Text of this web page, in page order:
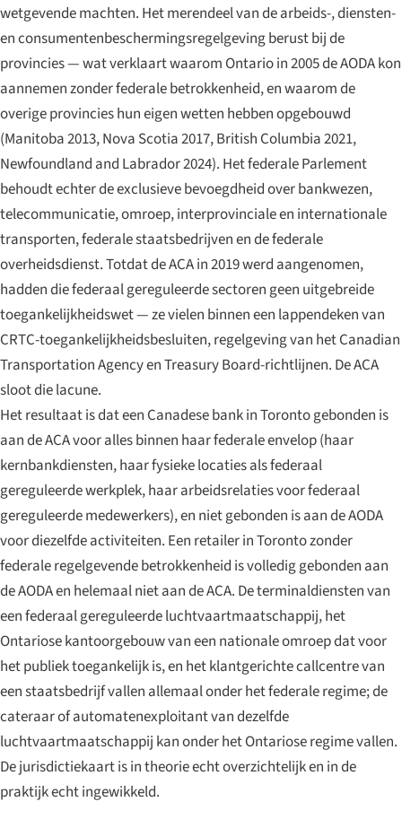
wetgevende machten. Het merendeel van de arbeids-, diensten-
en consumentenbeschermingsregelgeving berust bij de
provincies — wat verklaart waarom Ontario in 2005 de AODA kon
aannemen zonder federale betrokkenheid, en waarom de
overige provincies hun eigen wetten hebben opgebouwd
(Manitoba 2013, Nova Scotia 2017, British Columbia 2021,
Newfoundland and Labrador 2024). Het federale Parlement
behoudt echter de exclusieve bevoegdheid over bankwezen,
telecommunicatie, omroep, interprovinciale en internationale
transporten, federale staatsbedrijven en de federale
overheidsdienst. Totdat de ACA in 2019 werd aangenomen,
hadden die federaal gereguleerde sectoren geen uitgebreide
toegankelijkheidswet — ze vielen binnen een lappendeken van
CRTC-toegankelijkheidsbesluiten, regelgeving van het Canadian
Transportation Agency en Treasury Board-richtlijnen. De ACA
sloot die lacune.
Het resultaat is dat een Canadese bank in Toronto gebonden is
aan de ACA voor alles binnen haar federale envelop (haar
kernbankdiensten, haar fysieke locaties als federaal
gereguleerde werkplek, haar arbeidsrelaties voor federaal
gereguleerde medewerkers), en niet gebonden is aan de AODA
voor diezelfde activiteiten. Een retailer in Toronto zonder
federale regelgevende betrokkenheid is volledig gebonden aan
de AODA en helemaal niet aan de ACA. De terminaldiensten van
een federaal gereguleerde luchtvaartmaatschappij, het
Ontariose kantoorgebouw van een nationale omroep dat voor
het publiek toegankelijk is, en het klantgerichte callcentre van
een staatsbedrijf vallen allemaal onder het federale regime; de
cateraar of automatenexploitant van dezelfde
luchtvaartmaatschappij kan onder het Ontariose regime vallen.
De jurisdictiekaart is in theorie echt overzichtelijk en in de
praktijk echt ingewikkeld.